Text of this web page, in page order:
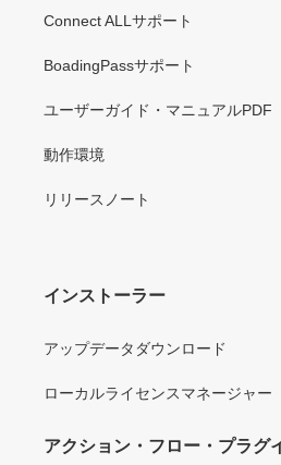
Connect ALLサポート
BoadingPassサポート
ユーザーガイド・マニュアルPDF
動作環境
リリースノート
インストーラー
アップデータダウンロード
ローカルライセンスマネージャー
アクション・フロー・プラグ